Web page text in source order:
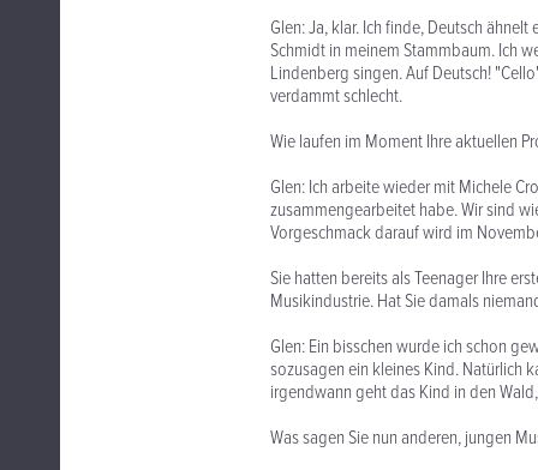
Glen: Ja, klar. Ich finde, Deutsch
Schmidt in meinem Stammbaum. Ich
Lindenberg singen. Auf Deutsch!
verdammt schlecht.
Wie laufen im Moment Ihre aktuellen
Glen: Ich arbeite wieder mit Michele
zusammengearbeitet habe. Wir sind
Vorgeschmack darauf wird im
Sie hatten bereits als Teenager Ihre
Musikindustrie. Hat Sie damals
Glen: Ein bisschen wurde ich schon
sozusagen ein kleines Kind. Natürlich
irgendwann geht das Kind in den
Was sagen Sie nun anderen, jungen